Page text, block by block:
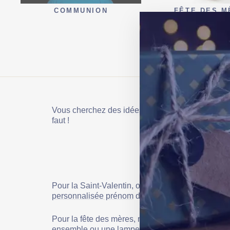
COMMUNION FÊTE DES
Vous cherchez des idées cadeaux pour des
faut !
Pour la Saint-Valentin, offrez un cadeau
personnalisée prénomde vous deux sont des
Pour la fête des mères, montrez à votre maman